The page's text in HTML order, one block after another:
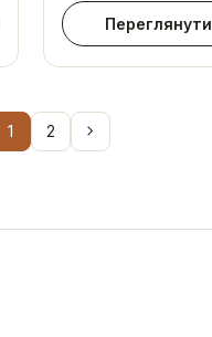
Переглянути
1 2